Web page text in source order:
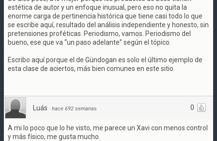
estética de autor y un enfoque inusual, pero eso no quita la
enorme carga de pertinencia histórica que tiene casi todo lo que
se escribe aquí, resultado del análisis independiente y honesto, sin
pretensiones proféticas. Periodismo, vamos. Periodismo del
bueno, ese que va “un paso adelante” según el tópico.
Escribo aquí porque el de Gündogan es solo el último ejemplo de
esta clase de aciertos, más bien comunes en este sitio.
0
Luás · hace 692 semanas
A mi lo poco que lo he visto, me parece un Xavi con menos control
y más físico, me gusta mucho.